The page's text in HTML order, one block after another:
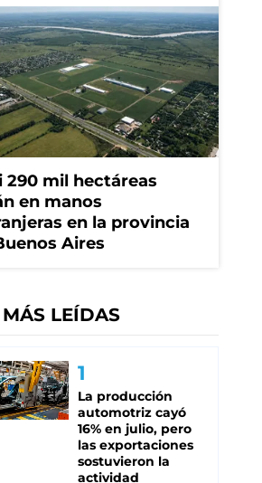
290 mil hectáreas
en manos
en la provincia
Aires
LEÍDAS
La producción
automotriz cayó
16% en julio, pero
las exportaciones
sostuvieron la
actividad